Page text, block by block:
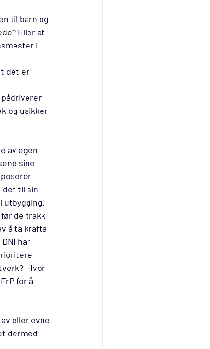
til barn og
Eller at
i
det er
og usikker
av egen
sine
det til sin
utbygging.
de trakk
å ta krafta
har
Hvor
for å
eller evne
dermed